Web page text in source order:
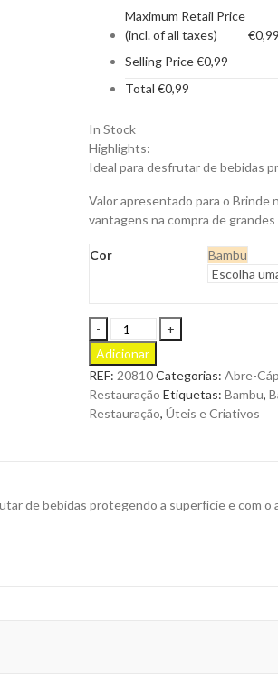
Maximum Retail Price
(incl. of all taxes)
€0,99
Selling Price€0,99
Total €0,99
In Stock
Highlights:
Ideal para desfrutar de bebidas
Valor apresentado para o Brinde
vantagens na compra de
Cor Bambu
Base
para
Copos
Lestral
Fabricada
em
para
Adicionar
REF: 20810Categorias: Abre-
Restauração Etiquetas: Bambu,
Restauração, Úteis e Criativos
de bebidas protegendo a superfície e com